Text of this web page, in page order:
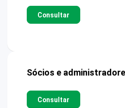
Consultar
Sócios e
Consultar